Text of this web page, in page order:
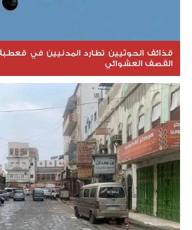
قذائف الحوثيين تطارد المدنيين في
القصف العشوائي